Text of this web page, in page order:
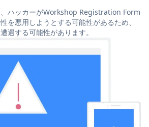
ハッカーがWorkshop Registration Form
を悪用しようとする可能性があるため、
遇する可能性があります。